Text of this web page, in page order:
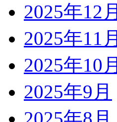
2025年12月
2025年11月
2025年10月
2025年9月